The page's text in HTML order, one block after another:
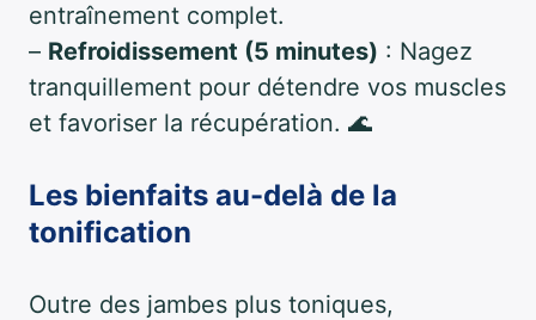
entraînement complet.
– Refroidissement (5 minutes) : Nagez
tranquillement pour détendre vos muscles
et favoriser la récupération. 🌊
Les bienfaits au-delà de la
tonification
Outre des jambes plus toniques,